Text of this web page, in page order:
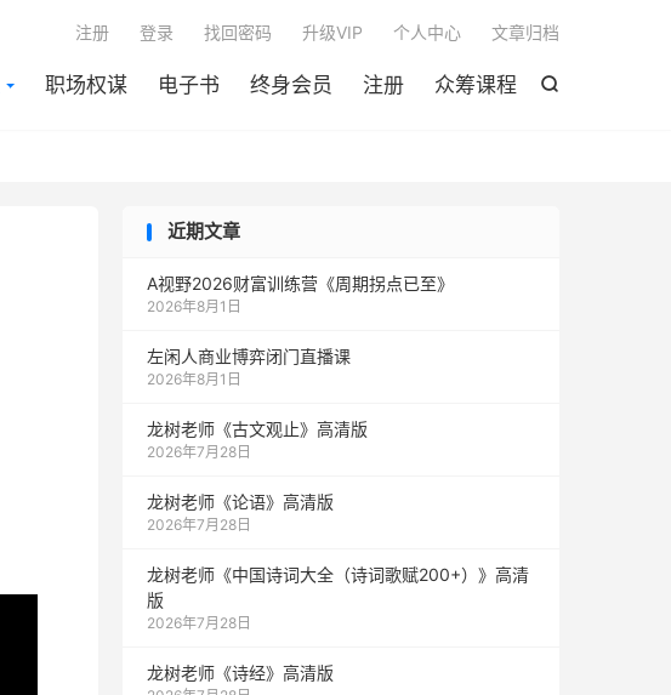

职场权谋 电子书 终身会员 注册 众筹课程
注册 登录 找回密码 升级VIP 个人中心 文章归档
近期文章
A视野2026财富训练营《周期拐点已至》
2026年8月1日
左闲人商业博弈闭门直播课
2026年8月1日
龙树老师《古文观止》高清版
2026年7月28日
龙树老师《论语》高清版
2026年7月28日
龙树老师《中国诗词大全（诗词歌赋200+）》高清
版
2026年7月28日
龙树老师《诗经》高清版